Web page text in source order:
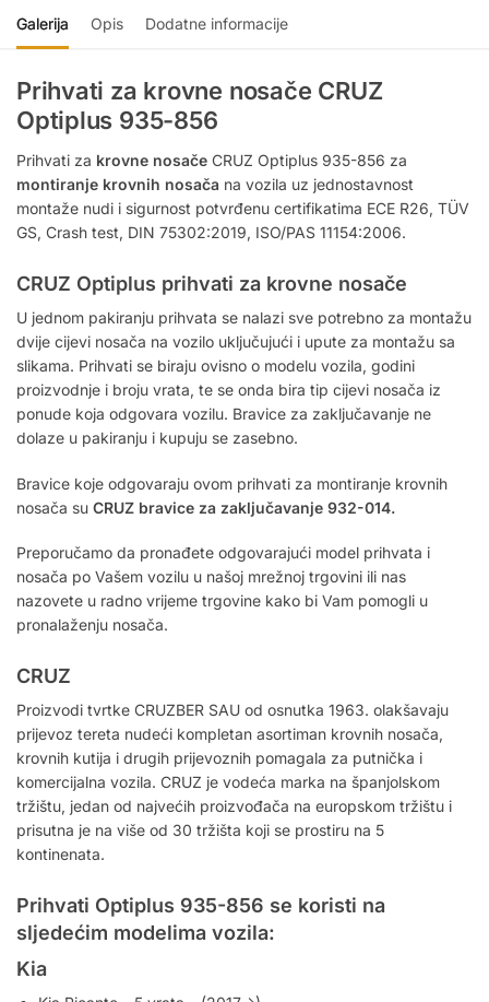
Galerija Opis Dodatne informacije
Prihvati za krovne nosače CRUZ
Optiplus 935-856
Prihvati za krovne nosače CRUZ Optiplus 935-856 za
montiranje krovnih nosača na vozila uz jednostavnost
montaže nudi i sigurnost potvrđenu certifikatima ECE R26, TÜV
GS, Crash test, DIN 75302:2019, ISO/PAS 11154:2006.
CRUZ Optiplus prihvati za krovne nosače
U jednom pakiranju prihvata se nalazi sve potrebno za montažu
dvije cijevi nosača na vozilo uključujući i upute za montažu sa
slikama. Prihvati se biraju ovisno o modelu vozila, godini
proizvodnje i broju vrata, te se onda bira tip cijevi nosača iz
ponude koja odgovara vozilu. Bravice za zaključavanje ne
dolaze u pakiranju i kupuju se zasebno.
Bravice koje odgovaraju ovom prihvati za montiranje krovnih
nosača su CRUZ bravice za zaključavanje 932-014.
Preporučamo da pronađete odgovarajući model prihvata i
nosača po Vašem vozilu u našoj mrežnoj trgovini ili nas
nazovete u radno vrijeme trgovine kako bi Vam pomogli u
pronalaženju nosača.
CRUZ
Proizvodi tvrtke CRUZBER SAU od osnutka 1963. olakšavaju
prijevoz tereta nudeći kompletan asortiman krovnih nosača,
krovnih kutija i drugih prijevoznih pomagala za putnička i
komercijalna vozila. CRUZ je vodeća marka na španjolskom
tržištu, jedan od najvećih proizvođača na europskom tržištu i
prisutna je na više od 30 tržišta koji se prostiru na 5
kontinenata.
Prihvati Optiplus 935-856 se koristi na
sljedećim modelima vozila:
Kia